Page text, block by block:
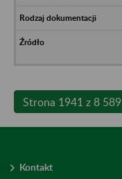
Strona 1941 z 8 589
Kontakt